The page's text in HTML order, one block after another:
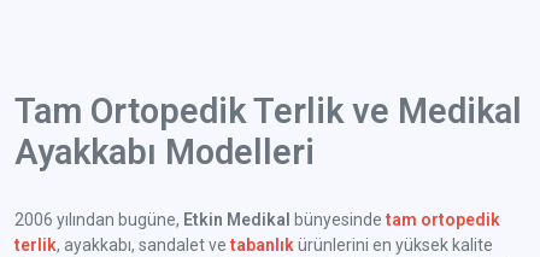
Tam Ortopedik Terlik ve Medikal
Ayakkabı Modelleri
2006 yılından bugüne, Etkin Medikal bünyesindetam ortopedik
terlik, ayakkabı, sandalet vetabanlık ürünlerini en yüksek kalite